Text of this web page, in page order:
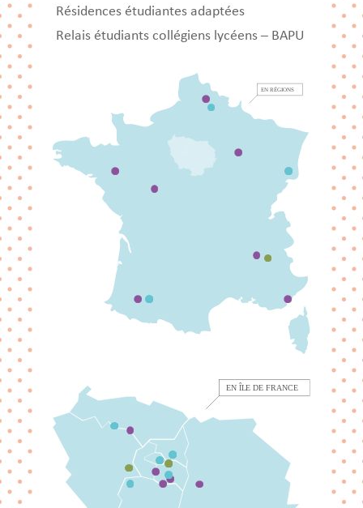
Résidences étudiantes adaptées
Relais étudiants collégiens lycéens – BAPU